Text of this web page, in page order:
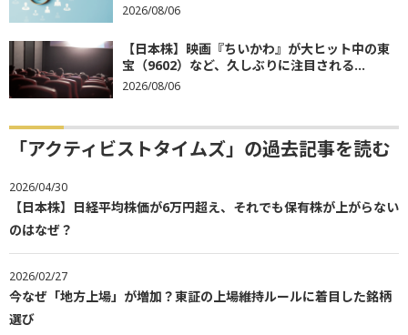
2026/08/06
【日本株】映画『ちいかわ』が大ヒット中の東
宝（9602）など、久しぶりに注目される...
2026/08/06
「アクティビストタイムズ」の過去記事を読む
2026/04/30
【日本株】日経平均株価が6万円超え、それでも保有株が上がらない
のはなぜ？
2026/02/27
今なぜ「地方上場」が増加？東証の上場維持ルールに着目した銘柄
選び